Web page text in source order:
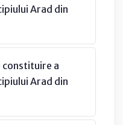
Arad din
constituire a
Arad din